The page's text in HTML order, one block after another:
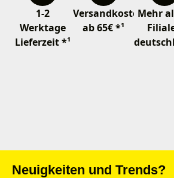
1-2
Werktage
Lieferzeit *¹
Versandkostenfrei
ab 65€ *¹
Mehr
Neuigkeiten und Trends?